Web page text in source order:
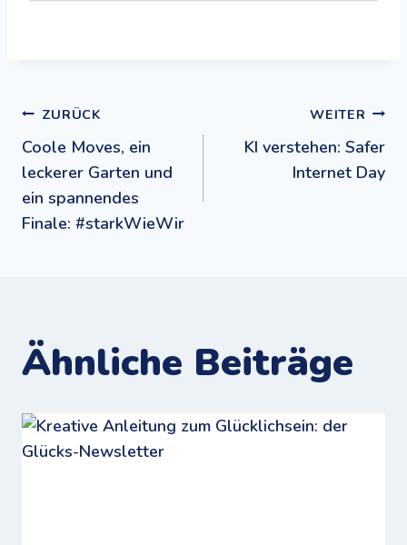
Beitragsnavigation
ZURÜCK
Coole Moves, ein
leckerer Garten und
ein spannendes
Finale: #starkWieWir
WEITER
KI verstehen: Safer
Internet Day
Ähnliche Beiträge